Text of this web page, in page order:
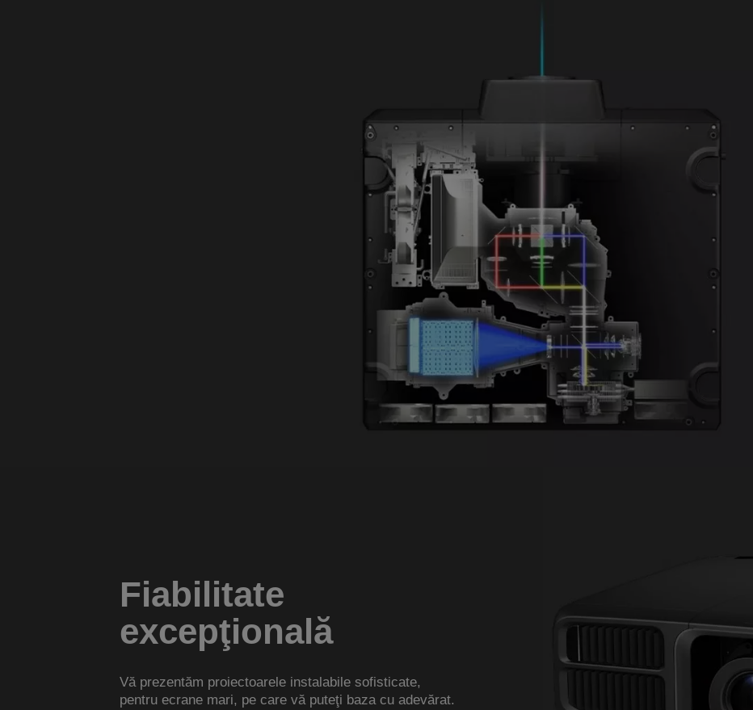
Fiabilitate
excepţională
Vă prezentăm proiectoarele instalabile sofisticate,
pentru ecrane mari, pe care vă puteţi baza cu adevărat.